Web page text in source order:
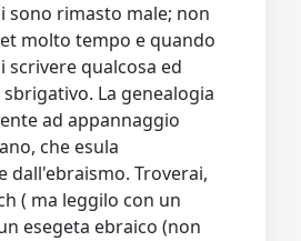
sono rimasto male; non
molto tempo e quando
scrivere qualcosa ed
La genealogia
ad appannaggio
che esula
dall'ebraismo. Troverai,
( ma leggilo con un
esegeta ebraico (non